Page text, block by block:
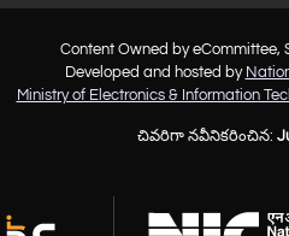
Content Owned by eCommittee,
Developed and hosted by
Ministry of Electronics & Information
చివరిగా నవీనికరించిన: